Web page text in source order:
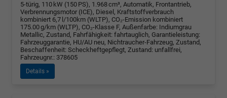
5-türig, 110 kW (150 PS), 1.968 cm³, Automatik, Frontantrieb,
Verbrennungsmotor (ICE), Diesel, Kraftstoffverbrauch
kombiniert 6,7 l/100km (WLTP), CO₂-Emission kombiniert
175.00 g/km (WLTP), CO₂-Klasse F, Außenfarbe: Indiumgrau
Metallic, Zustand, Fahrfähigkeit: fahrtauglich, Garantieleistung:
Fahrzeuggarantie, HU/AU neu, Nichtraucher-Fahrzeug, Zustand,
Beschaffenheit: Scheckheftgepflegt, Zustand: unfallfrei,
Fahrzeugnr.: 378605
Details »